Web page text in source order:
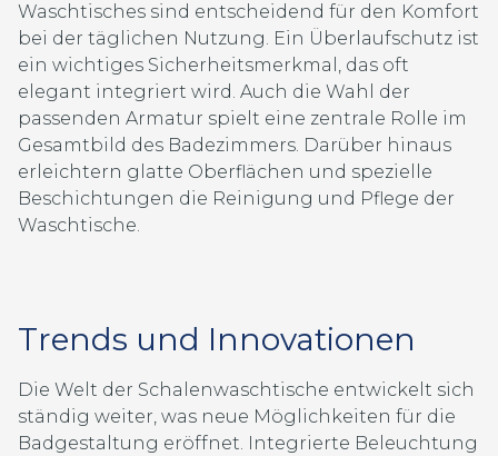
Waschtisches sind entscheidend für den Komfort
bei der täglichen Nutzung. Ein Überlaufschutz ist
ein wichtiges Sicherheitsmerkmal, das oft
elegant integriert wird. Auch die Wahl der
passenden Armatur spielt eine zentrale Rolle im
Gesamtbild des Badezimmers. Darüber hinaus
erleichtern glatte Oberflächen und spezielle
Beschichtungen die Reinigung und Pflege der
Waschtische.
Trends und Innovationen
Die Welt der Schalenwaschtische entwickelt sich
ständig weiter, was neue Möglichkeiten für die
Badgestaltung eröffnet. Integrierte Beleuchtung